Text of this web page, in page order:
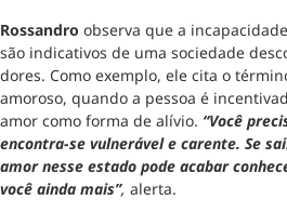
Rossandro observa que a
são indicativos de uma sociedade
dores. Como exemplo, ele cita o
amoroso, quando a pessoa é
amor como forma de alívio. “Você
encontra-se vulnerável e carente. Se
amor nesse estado pode acabar
você ainda mais”, alerta.